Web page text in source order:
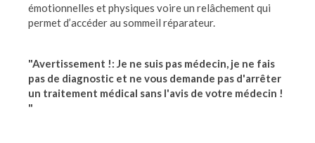
émotionnelles et physiques voire un relâchement qui
permet d’accéder au sommeil réparateur.
"Avertissement !: Je ne suis pas médecin, je ne fais
pas de diagnostic et ne vous demande pas d'arrêter
un traitement médical sans l'avis de votre médecin !
"